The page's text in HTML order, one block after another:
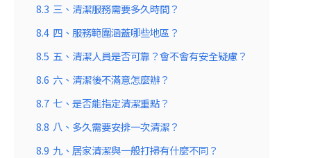
8.3 三、清潔服務需要多久時間？
8.4 四、服務範圍涵蓋哪些地區？
8.5 五、清潔人員是否可靠？會不會有安全疑慮？
8.6 六、清潔後不滿意怎麼辦？
8.7 七、是否能指定清潔重點？
8.8 八、多久需要安排一次清潔？
8.9 九、居家清潔與一般打掃有什麼不同？